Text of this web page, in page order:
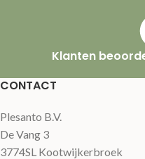
Klanten
CONTACT
Plesanto B.V.
De Vang 3
3774SL Kootwijkerbroek